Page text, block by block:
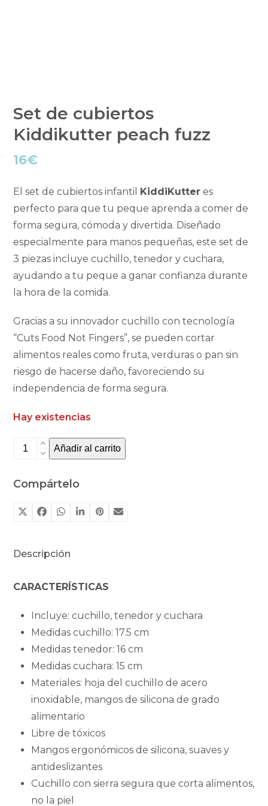
Set de cubiertos
Kiddikutter peach fuzz
16€
El set de cubiertos infantil KiddiKutter es
perfecto para que tu peque aprenda a comer de
forma segura, cómoda y divertida. Diseñado
especialmente para manos pequeñas, este set de
3 piezas incluye cuchillo, tenedor y cuchara,
ayudando a tu peque a ganar confianza durante
la hora de la comida.
Gracias a su innovador cuchillo con tecnología
“Cuts Food Not Fingers”, se pueden cortar
alimentos reales como fruta, verduras o pan sin
riesgo de hacerse daño, favoreciendo su
independencia de forma segura.
Hay existencias
Set
cubiertos
peach
Añadir al carrito
Compártelo
Descripción
CARACTERÍSTICAS
Incluye: cuchillo, tenedor y cuchara
Medidas cuchillo: 17.5 cm
Medidas tenedor: 16 cm
Medidas cuchara: 15 cm
Materiales: hoja del cuchillo de acero
inoxidable, mangos de silicona de grado
alimentario
Libre de tóxicos
Mangos ergonómicos de silicona, suaves y
antideslizantes
Cuchillo con sierra segura que corta alimentos,
no la piel